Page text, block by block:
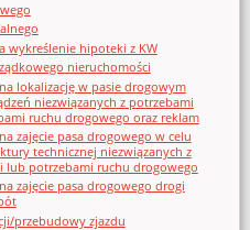
wykreślenie hipoteki z KW
nieruchomości
lokalizację w pasie drogowym
niezwiązanych z potrzebami
ruchu drogowego oraz reklam
zajęcie pasa drogowego w celu
technicznej niezwiązanych z
lub potrzebami ruchu drogowego
zajęcie pasa drogowego drogi
przebudowy zjazdu